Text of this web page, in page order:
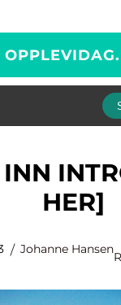
OPPLEVIDAG.
HER]
Johanne Hansen